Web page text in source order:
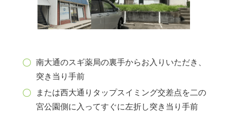
南大通のスギ薬局の裏手からお入りいただき、
突き当り手前
または西大通りタップスイミング交差点を二の
宮公園側に入ってすぐに左折し突き当り手前